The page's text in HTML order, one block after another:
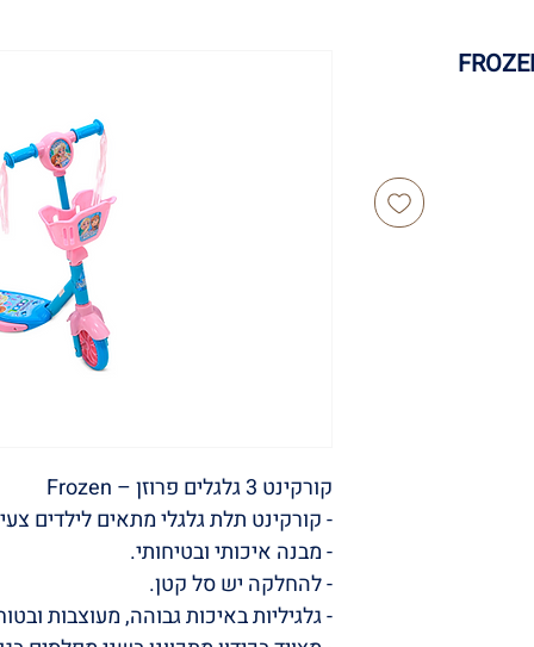
קורקינט 3 גלגלים פרוזן – Frozen
- קורקינט תלת גלגלי מתאים לילדים
- מבנה איכותי ובטיחותי.
- להחלקה יש סל קטן.
- גלגיליות באיכות גבוהה, מעוצבות